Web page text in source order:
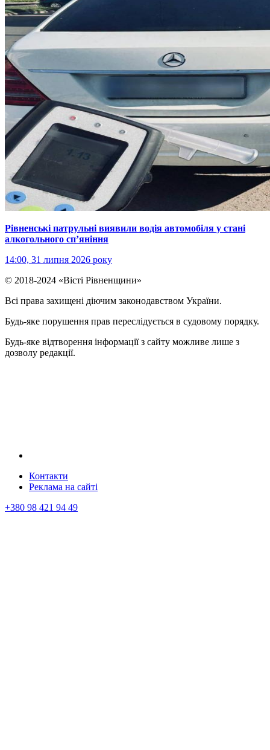
Рівненські патрульні виявили водія автомобіля у стані
алкогольного сп’яніння
14:00, 31 липня 2026 року
© 2018-2024 «Вісті Рівненщини»
Всі права захищені діючим законодавством України.
Будь-яке порушення прав переслідується в судовому порядку.
Будь-яке відтворення інформації з сайту можливе лише з
дозволу редакції.
Контакти
Реклама на сайтi
+380 98 421 94 49